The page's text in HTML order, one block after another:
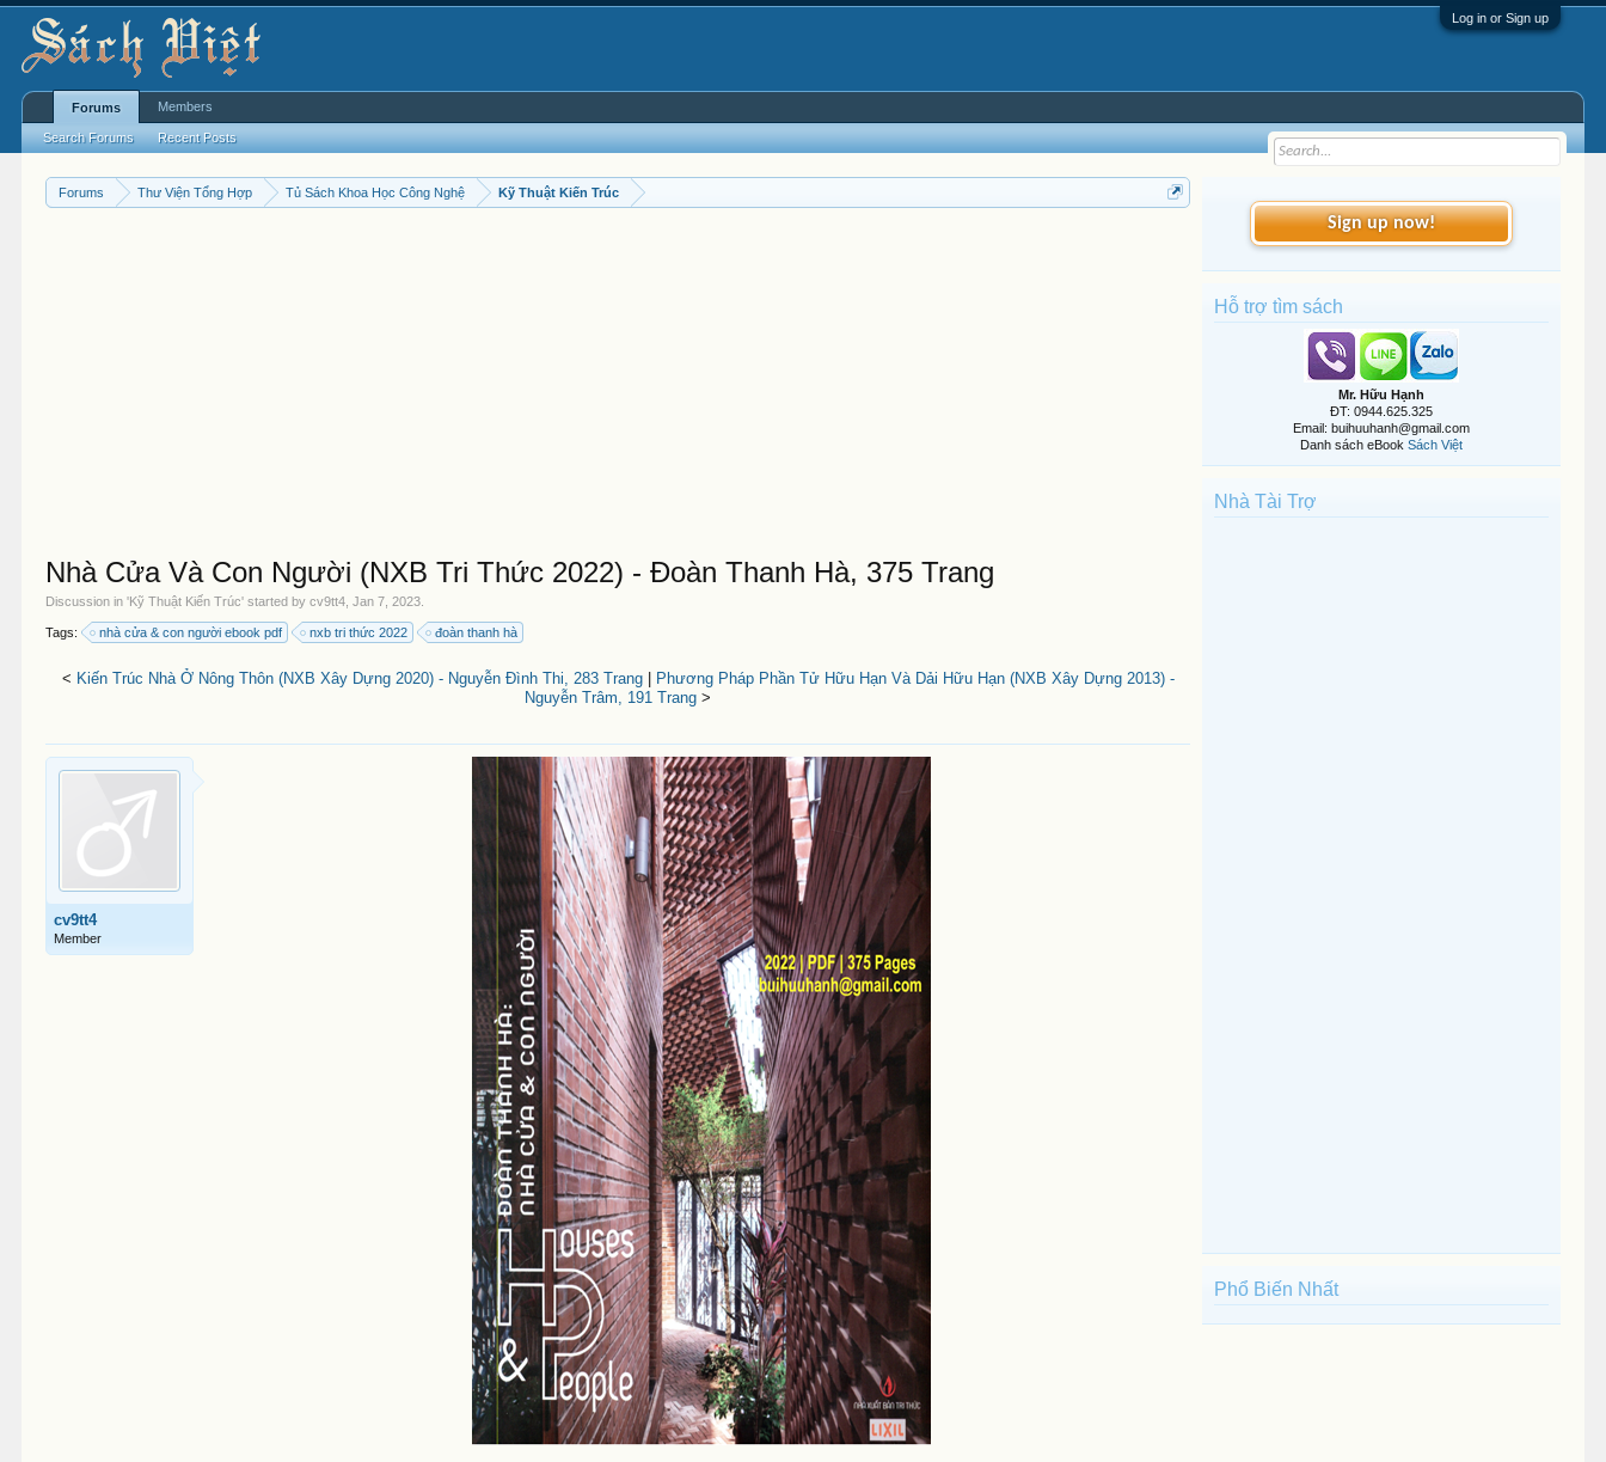
Log in or Sign up
Forums Thư Viện Tổng Hợp Tủ Sách Khoa Học Công Nghệ Kỹ Thuật Kiến Trúc
Nhà Cửa Và Con Người (NXB Tri Thức 2022) - Đoàn Thanh Hà, 375 Trang
Discussion in 'Kỹ Thuật Kiến Trúc' started bycv9tt4 ,Jan 7, 2023
Tags: nhà cửa & con người ebook pdf nxb tri thức 2022 đoàn thanh hà
< Kiến Trúc Nhà Ở Nông Thôn (NXB Xây Dựng 2020) - Nguyễn Đình Thi, 283 Trang|
Phương Pháp Phần Tử Hữu Hạn Và Dải Hữu Hạn (NXB Xây Dựng 2013) -
Nguyễn Trâm, 191 Trang >
cv9tt4
Member
Sign up now!
Hỗ trợ tìm sách
Mr. Hữu Hạnh
ĐT: 0944.625.325
Email: buihuuhanh@gmail.com
Danh sách eBook Sách Việt
Nhà Tài Trợ
Phổ Biến Nhất
Forums
Search Forums Recent Posts
Members